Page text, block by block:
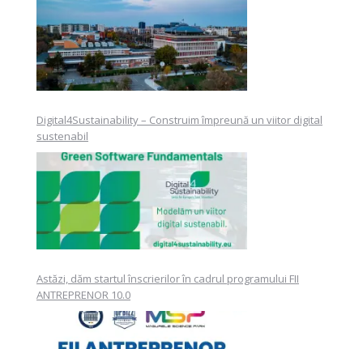
Digital4Sustainability – Construim împreună un viitor digital
sustenabil
Astăzi, dăm startul înscrierilor în cadrul programului FII
ANTREPRENOR 10.0